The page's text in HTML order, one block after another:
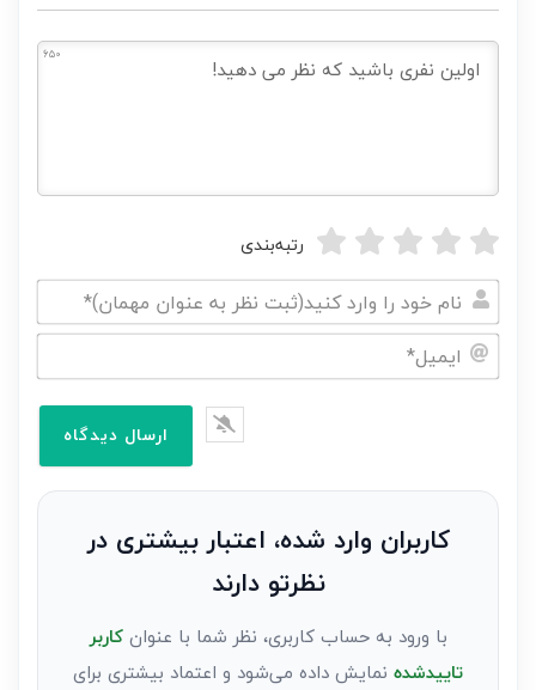
650
رتبه‌بندی
نام
خود
نظر
کاربران وارد شده، اعتبار بیشتری در
نظرتو دارند
با ورود به حساب کاربری، نظر شما با عنوانکاربر
تاییدشده نمایش داده می‌شود و اعتماد بیشتری برای